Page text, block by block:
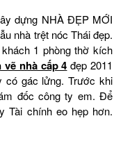
dựng NHÀ ĐẸP MỚI
nhà trệt nóc Thái đẹp.
1 phòng thờ kích
vẽ nhà cấp 4 đẹp 2011
có gác lửng. Trước khi
đốc công ty em. Để
Tài chính eo hẹp hơn.